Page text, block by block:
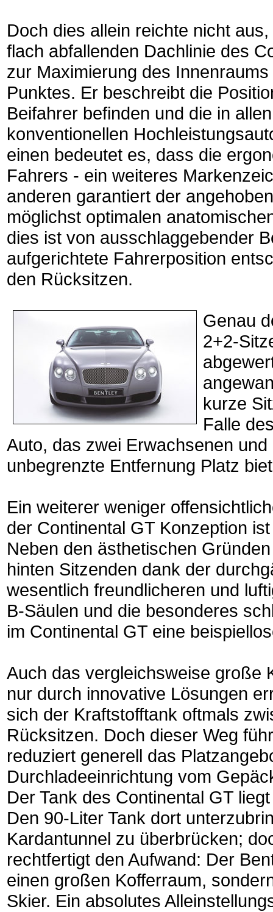
Doch dies allein reichte nicht
flach abfallenden Dachlinie des
zur Maximierung des
Punktes. Er beschreibt die
Beifahrer befinden und die in
konventionellen
einen bedeutet es, dass die
Fahrers - ein weiteres
anderen garantiert der
möglichst optimalen
dies ist von ausschlaggebender
aufgerichtete Fahrerposition
den Rücksitzen.
Genau
2+2-
kurze
Falle
Auto, das zwei Erwachsenen
unbegrenzte Entfernung Platz
Ein weiterer weniger
der Continental GT Konzeption
Neben den ästhetischen
hinten Sitzenden dank der
wesentlich freundlicheren und
B-Säulen und die besonderes
im Continental GT eine
Auch das vergleichsweise große
nur durch innovative Lösungen
sich der Kraftstofftank oftmals
Rücksitzen. Doch dieser Weg
reduziert generell das
Durchladeeinrichtung vom
Der Tank des Continental GT
Den 90-Liter Tank dort
Kardantunnel zu überbrücken;
rechtfertigt den Aufwand: Der
einen großen Kofferraum,
Skier. Ein absolutes